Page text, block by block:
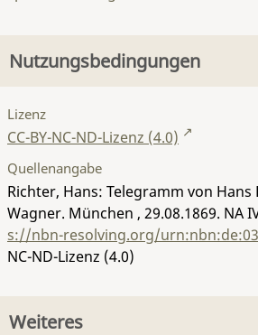
Nutzungsbedingungen
Lizenz
CC-BY-NC-ND-Lizenz (4.0)
Quellenangabe
Richter, Hans: Telegramm von Hans
Wagner. München , 29.08.1869. NA
s://nbn-resolving.org/
NC-ND-Lizenz (4.0)
Weiteres